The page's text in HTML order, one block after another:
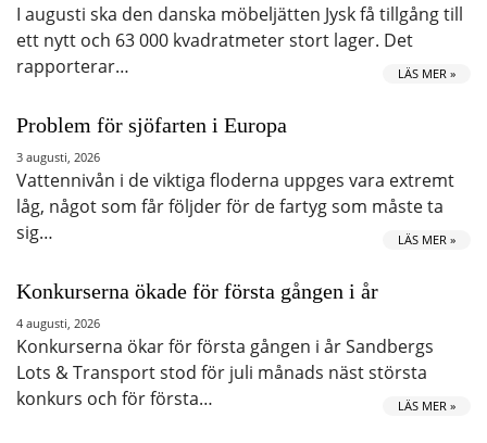
I augusti ska den danska möbeljätten Jysk få tillgång till
ett nytt och 63 000 kvadratmeter stort lager. Det
rapporterar…
LÄS MER »
Problem för sjöfarten i Europa
3 augusti, 2026
Vattennivån i de viktiga floderna uppges vara extremt
låg, något som får följder för de fartyg som måste ta
sig…
LÄS MER »
Konkurserna ökade för första gången i år
4 augusti, 2026
Konkurserna ökar för första gången i år Sandbergs
Lots & Transport stod för juli månads näst största
konkurs och för första…
LÄS MER »